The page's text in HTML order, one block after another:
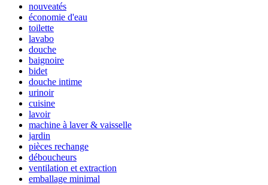
nouveatés
économie d'eau
toilette
lavabo
douche
baignoire
bidet
douche intime
urinoir
cuisine
lavoir
machine à laver & vaisselle
jardin
pièces rechange
déboucheurs
ventilation et extraction
emballage minimal